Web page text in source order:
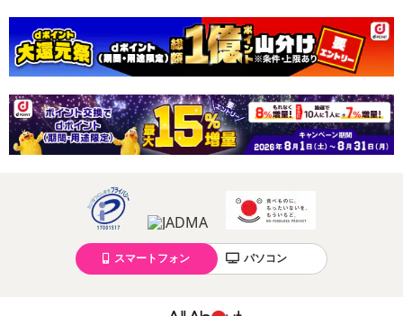
スマートフォン パソコン